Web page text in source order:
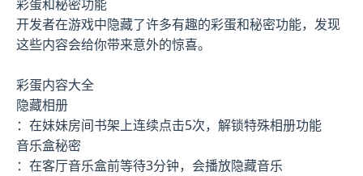
彩蛋和秘密功能
开发者在游戏中隐藏了许多有趣的彩蛋和秘密功能，发现
这些内容会给你带来意外的惊喜。
彩蛋内容大全
隐藏相册
：在妹妹房间书架上连续点击5次，解锁特殊相册功能
音乐盒秘密
：在客厅音乐盒前等待3分钟，会播放隐藏音乐